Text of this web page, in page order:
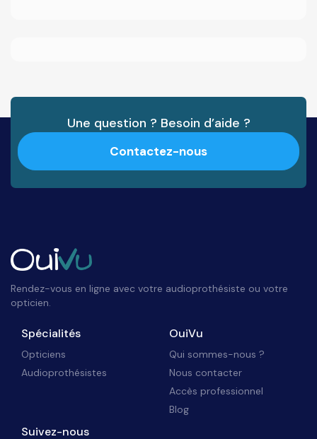
Une question ? Besoin d’aide ?
Contactez-nous
Rendez-vous en ligne avec votre audioprothésiste ou votre
opticien.
Spécialités
Opticiens
Audioprothésistes
OuiVu
Qui sommes-nous ?
Nous contacter
Accès professionnel
Blog
Suivez-nous